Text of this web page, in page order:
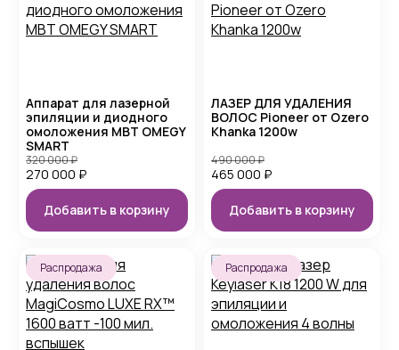
Аппарат для лазерной
эпиляции и диодного
омоложения MBT OMEGY
SMART
270 000 ₽
320 000₽
Добавить в корзину
ЛАЗЕР ДЛЯ УДАЛЕНИЯ
ВОЛОС Pioneer от Ozero
Khanka 1200w
465 000 ₽
490 000₽
Добавить в корзину
Распродажа Распродажа